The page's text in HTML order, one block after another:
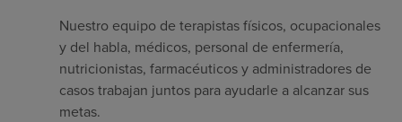
Nuestro equipo de terapistas físicos, ocupacionales
y del habla, médicos, personal de enfermería,
nutricionistas, farmacéuticos y administradores de
casos trabajan juntos para ayudarle a alcanzar sus
metas.